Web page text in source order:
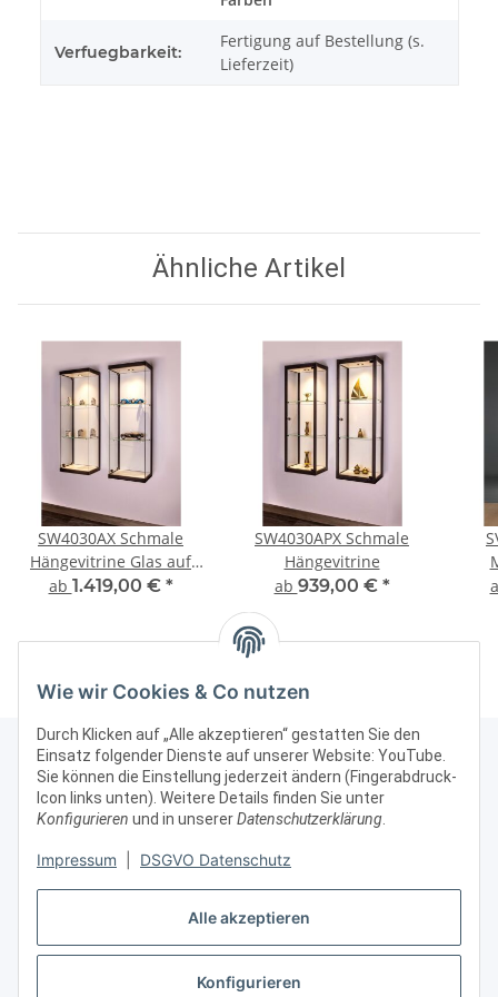
Alle akzeptieren
Konfigurieren
Wie wir Cookies & Co nutzen
Durch Klicken auf „Alle akzeptieren“ gestatten Sie den
Einsatz folgender Dienste auf unserer Website: YouTube.
Sie können die Einstellung jederzeit ändern (Fingerabdruck-
Icon links unten). Weitere Details finden Sie unter
Konfigurieren und in unsererDatenschutzerklärung.
Impressum DSGVO Datenschutz
Verfuegbarkeit:
Fertigung auf Bestellung (s.
Lieferzeit)
Ähnliche Artikel
SW4030AX Schmale
Hängevitrine Glas auf
Glas
ab 1.419,00 € *
SW4030APX Schmale
Hängevitrine
ab 939,00 € *
Kontakt & Rechtliches
Weitere Informationen
Vertrag widerrufen
* Alle Preise zzgl. gesetzlicher USt., zzgl.Versand